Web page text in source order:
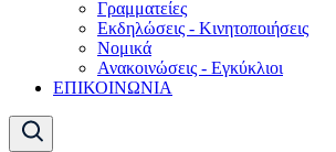
Γραμματείες
Εκδηλώσεις - Κινητοποιήσεις
Νομικά
Ανακοινώσεις - Εγκύκλιοι
ΕΠΙΚΟΙΝΩΝΙΑ